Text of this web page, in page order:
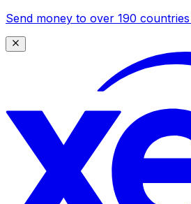
Send money to over 190